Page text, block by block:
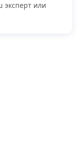
эксперт или